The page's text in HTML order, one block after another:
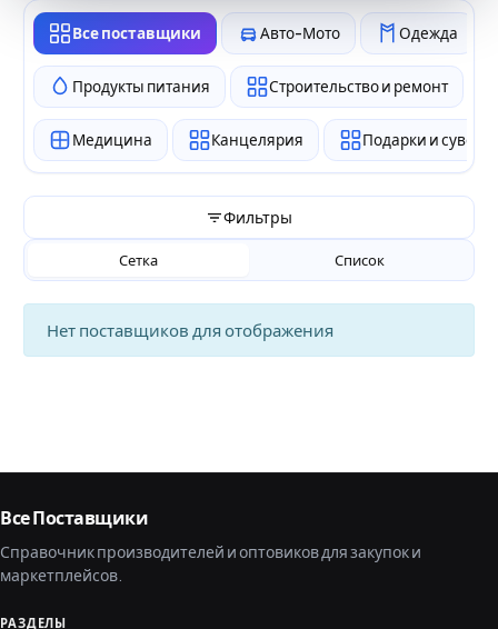
Все поставщики Авто-Мото Одежда
Продукты питания Строительство и ремонт
Медицина Канцелярия Подарки и
Фильтры
Сетка Список
Нет поставщиков для отображения
Все Поставщики
Справочник производителей и оптовиков для закупок и
маркетплейсов.
РАЗДЕЛЫ